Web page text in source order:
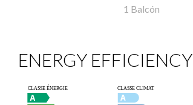
1 Balcón
ENERGY EFFICIENCY